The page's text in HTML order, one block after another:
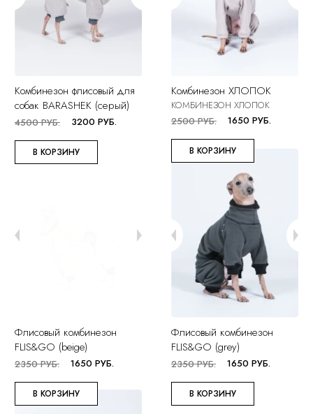
Комбинезон флисовый для
собак BARASHEK (серый)
4500 РУБ. 3200 РУБ.
В КОРЗИНУ
Комбинезон ХЛОПОК
КОМБИНЕЗОН ХЛОПОК
2500 РУБ.
1650 РУБ.
В КОРЗИНУ
Флисовый комбинезон
FLIS&GO (beige)
2350 РУБ. 1650 РУБ.
В КОРЗИНУ
Флисовый комбинезон
FLIS&GO (grey)
2350 РУБ. 1650 РУБ.
В КОРЗИНУ